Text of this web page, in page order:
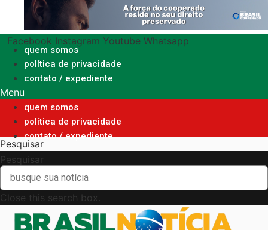
o
conteúdo
Facebook Instagram Youtube Whatsapp
quem somos
política de privacidade
contato / expediente
Menu
quem somos
política de privacidade
contato / expediente
Pesquisar
Pesquisar
Close this search box.